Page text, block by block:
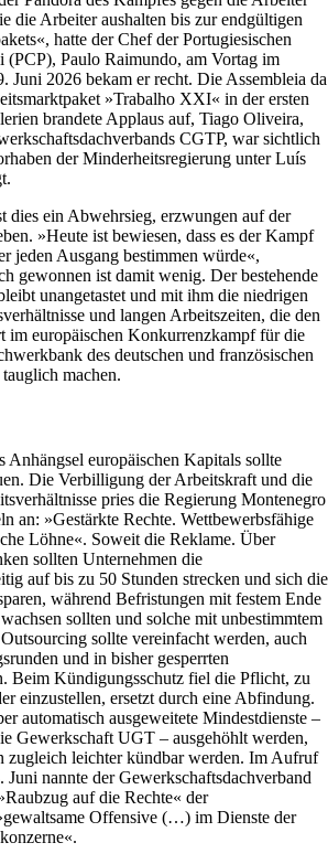
die Arbeiter aushalten bis zur endgültigen
hatte der Chef der Portugiesischen
(PCP), Paulo Raimundo, am Vortag im
Juni 2026 bekam er recht. Die Assembleia da
»Trabalho XXI« in der ersten
brandete Applaus auf, Tiago Oliveira,
CGTP, war sichtlich
der Minderheitsregierung unter Luís
dies ein Abwehrsieg, erzwungen auf der
»Heute ist bewiesen, dass es der Kampf
jeden Ausgang bestimmen würde«,
gewonnen ist damit wenig. Der bestehende
unangetastet und mit ihm die niedrigen
und langen Arbeitszeiten, die den
im europäischen Konkurrenzkampf für die
des deutschen und französischen
machen.
Anhängsel europäischen Kapitals sollte
Die Verbilligung der Arbeitskraft und die
pries die Regierung Montenegro
an: »Gestärkte Rechte. Wettbewerbsfähige
Löhne«. Soweit die Reklame. Über
sollten Unternehmen die
auf bis zu 50 Stunden strecken und sich die
während Befristungen mit festem Ende
sollten und solche mit unbestimmtem
sollte vereinfacht werden, auch
und in bisher gesperrten
Beim Kündigungsschutz fiel die Pflicht, zu
einzustellen, ersetzt durch eine Abfindung.
automatisch ausgeweitete Mindestdienste –
Gewerkschaft UGT – ausgehöhlt werden,
zugleich leichter kündbar werden. Im Aufruf
Juni nannte der Gewerkschaftsdachverband
auf die Rechte« der
Offensive (…) im Dienste der